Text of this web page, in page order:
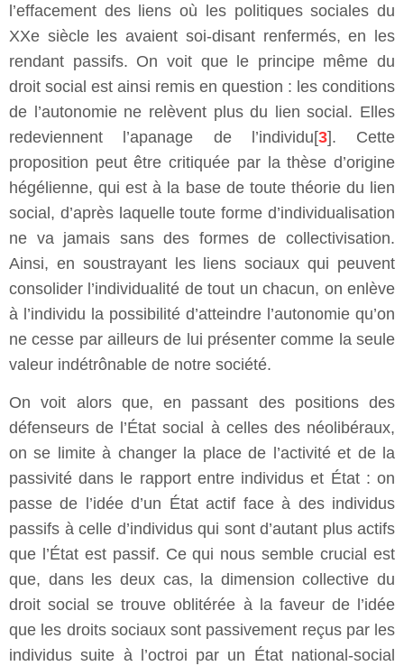
l’effacement des liens où les politiques sociales du
XXe siècle les avaient soi-disant renfermés, en les
rendant passifs. On voit que le principe même du
droit social est ainsi remis en question : les conditions
de l’autonomie ne relèvent plus du lien social. Elles
redeviennent l’apanage de l’individu[3]. Cette
proposition peut être critiquée par la thèse d’origine
hégélienne, qui est à la base de toute théorie du lien
social, d’après laquelle toute forme d’individualisation
ne va jamais sans des formes de collectivisation.
Ainsi, en soustrayant les liens sociaux qui peuvent
consolider l’individualité de tout un chacun, on enlève
à l’individu la possibilité d’atteindre l’autonomie qu’on
ne cesse par ailleurs de lui présenter comme la seule
valeur indétrônable de notre société.
On voit alors que, en passant des positions des
défenseurs de l’État social à celles des néolibéraux,
on se limite à changer la place de l’activité et de la
passivité dans le rapport entre individus et État : on
passe de l’idée d’un État actif face à des individus
passifs à celle d’individus qui sont d’autant plus actifs
que l’État est passif. Ce qui nous semble crucial est
que, dans les deux cas, la dimension collective du
droit social se trouve oblitérée à la faveur de l’idée
que les droits sociaux sont passivement reçus par les
individus suite à l’octroi par un État national-social